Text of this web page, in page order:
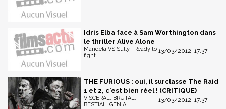
Idris Elba face à Sam Worthington dans
le thriller Alive Alone
13/03/2012, 17:37
Mandela VS Sully : Ready to
fight !
THE FURIOUS : oui, il surclasse The Raid
1 et 2, c'est bien réel ! (CRITIQUE)
13/03/2012, 17:37
VISCERAL, BRUTAL,
BESTIAL, GENIAL !